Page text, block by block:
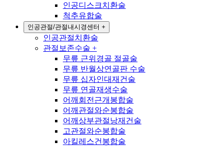
인공디스크치환술
척추유합술
인공관절/관절내시경센터 +
인공관절치환술
관절보존수술 +
무릎 근위경골 절골술
무릎 반월상연골판 수술
무릎 십자인대재건술
무릎 연골재생수술
어깨회전근개봉합술
어깨관절와순봉합술
어깨상부관절낭재건술
고관절와순봉합술
아킬레스건봉합술